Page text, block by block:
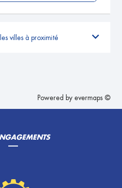
villes à proximité
Powered by evermaps ©